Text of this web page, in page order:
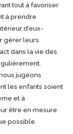
tout à favoriser
à prendre
d’eux-
gérer leurs
dans la vie des
jugeons
les enfants soient
et à
être en mesure
possible.